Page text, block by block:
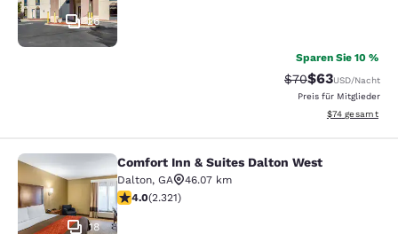
26
Sparen Sie 10 %
$70Vergünstigter
$63USD/Nacht
Preis für Mitglieder
Geschätzte
$74 gesamt
Comfort Inn & Suites Dalton West
18
Comfort Inn & Suites Dalton West
Dalton, GA
46.07 km
4.01-Sterne-Bewertung. Sehr gut. 2321 Bewertungen
4.0(2.321)